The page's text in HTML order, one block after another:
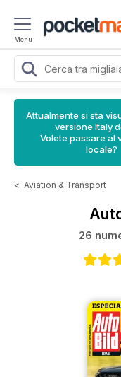
Menu
Attualmente si sta
versione Italy
Volete passare al
locale?
< Aviation & Transport
26